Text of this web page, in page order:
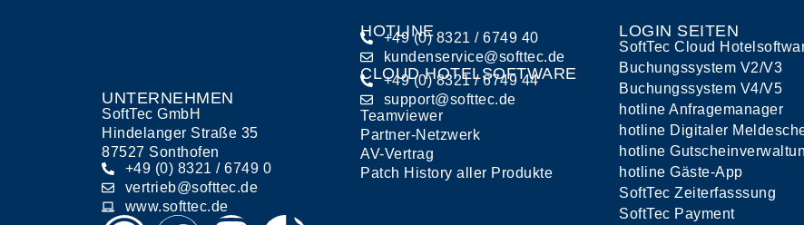
UNTERNEHMEN
SoftTec GmbH
Hindelanger Straße 35
87527 Sonthofen
+49 (0) 8321 / 6749 0
vertrieb@softtec.de
www.softtec.de
HOTLINE
+49 (0) 8321 / 6749 40
kundenservice@softtec.de
CLOUD HOTELSOFTWARE
+49 (0) 8321 / 6749 44
support@softtec.de
Teamviewer
Partner-Netzwerk
AV-Vertrag
Patch History aller Produkte
LOGIN SEITEN
SoftTec Cloud
Buchungssystem V2/V3
Buchungssystem V4/V5
hotline Anfragemanager
hotline Digitaler
hotline
hotline Gäste-App
SoftTec Zeiterfasssung
SoftTec Payment